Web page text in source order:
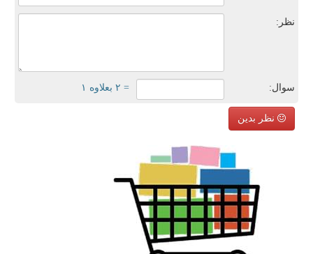
نظر:
سوال: = ۲ بعلاوه ۱
نظر بدین